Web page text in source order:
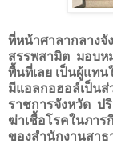
ที่หน้าศาลากลางจั
สรรพสามิต มอบห
พื้นที่เลย เป็นผู้แท
มีแอลกอฮอล์เป็นส่
ราชการจังหวัด ป
ฆ่าเชื้อโรคในภาร
ของสำนักงานสาธ